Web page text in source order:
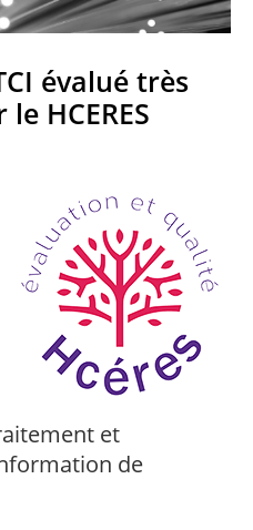
Corps des Mines
donnant accès aux
Corps techniques de
l’État
Je suis élève en
situation de
faire ?
Vous êtes admis,
préparez votre
Entreprises &
solutions Mastère
Spécialisé
Brochures &
contacts
Événements des
formations de
Mastère Spécialisé
professionnel
évalué très
HCERES
et
de